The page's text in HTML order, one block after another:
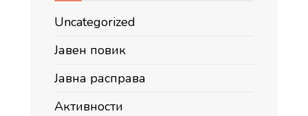
Uncategorized
Јавен повик
Јавна расправа
Активности